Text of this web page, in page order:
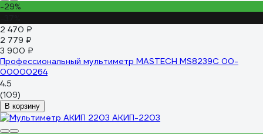
-29%
2 470 ₽
2 779 ₽
3 900 ₽
Профессиональный мультиметр MASTECH MS8239C 00-
00000264
4.5
(109)
В корзину